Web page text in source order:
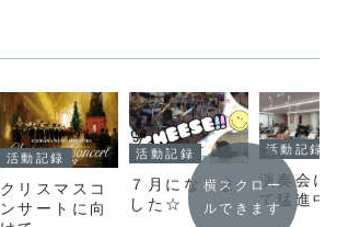
活動記録
クリスマスコ
ンサートに向
活動記録
７月になりま
した☆
活動記録
演奏会に
て猛進中
横スクロー
ルできます